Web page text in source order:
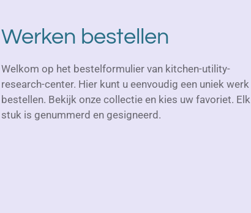
Werken bestellen
Welkom op het bestelformulier van kitchen-utility-
research-center. Hier kunt u eenvoudig een uniek werk
bestellen. Bekijk onze collectie en kies uw favoriet. Elk
stuk is genummerd en gesigneerd.